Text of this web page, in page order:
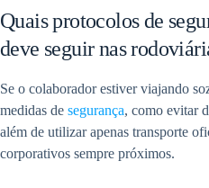
Quais protocolos de
deve seguir nas
Se o colaborador estiver viajando
medidas de segurança, como evitar
além de utilizar apenas transporte
corporativos sempre próximos.